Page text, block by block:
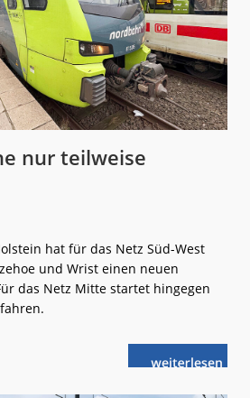
nur teilweise
hat für das Netz Süd-West
und Wrist einen neuen
das Netz Mitte startet hingegen
weiterlese
n